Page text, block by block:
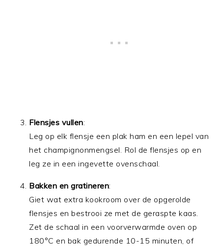
Flensjes vullen:
Leg op elk flensje een plak ham en een lepel van
het champignonmengsel. Rol de flensjes op en
leg ze in een ingevette ovenschaal.
Bakken en gratineren:
Giet wat extra kookroom over de opgerolde
flensjes en bestrooi ze met de geraspte kaas.
Zet de schaal in een voorverwarmde oven op
180°C en bak gedurende 10-15 minuten, of